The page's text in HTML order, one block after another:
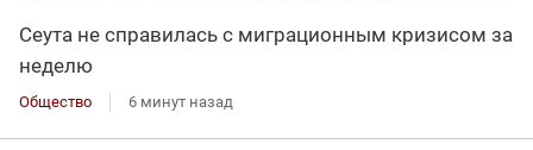
Сеута не справилась с миграционным кризисом за
неделю
Общество 6 минут назад